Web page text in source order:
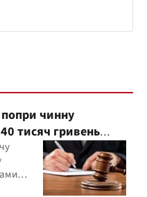
попри чинну
тисяч гривень